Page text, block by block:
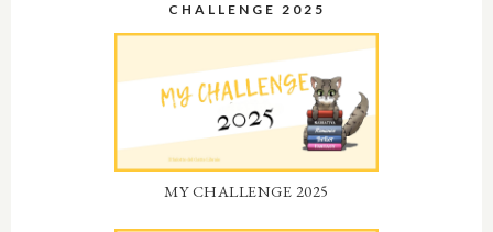
CHALLENGE 2025
MY CHALLENGE 2025